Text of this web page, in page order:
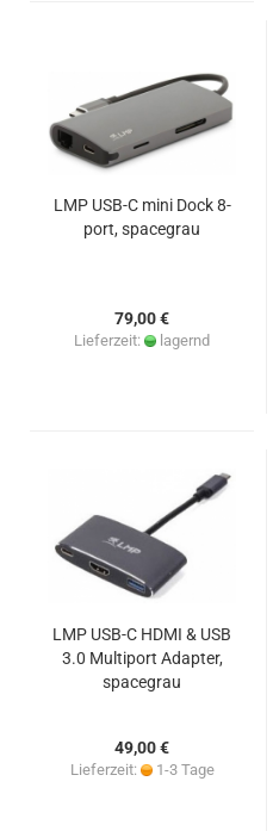
LMP USB-C mini Dock 8-
port, spacegrau
79,00 €
Lieferzeit: lagernd
LMP USB-C HDMI & USB
3.0 Multiport Adapter,
spacegrau
49,00 €
Lieferzeit: 1-3 Tage